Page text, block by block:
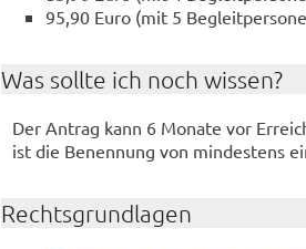
95,90 Euro (mit 5
Was soll­te ich noch wis­sen?
Der An­trag kann 6 Mo­na­te vor
ist die Be­nen­nung von min­des­tens
Rechts­grund­la­gen